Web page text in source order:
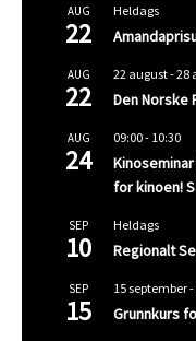
AUG
22
Heldags
AUG
22
22 august-28
Den Norske
AUG
24
09:00- 10:30
for kinoen!
SEP
10
Heldags
Regionalt
SEP
15
15 september-
Grunnkurs